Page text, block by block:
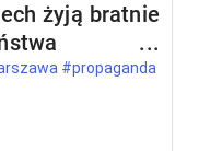
żyją bratnie
na pl.
#propaganda